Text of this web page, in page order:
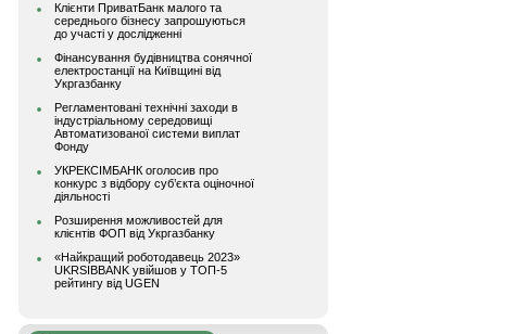
Клієнти ПриватБанк малого та
середнього бізнесу запрошуються
до участі у дослідженні
Фінансування будівництва сонячної
електростанції на Київщині від
Укргазбанку
Регламентовані технічні заходи в
індустріальному середовищі
Автоматизованої системи виплат
Фонду
УКРЕКСІМБАНК оголосив про
конкурс з відбору суб’єкта оціночної
діяльності
Розширення можливостей для
клієнтів ФОП від Укргазбанку
«Найкращий роботодавець 2023»
UKRSIBBANK увійшов у ТОП-5
рейтингу від UGEN